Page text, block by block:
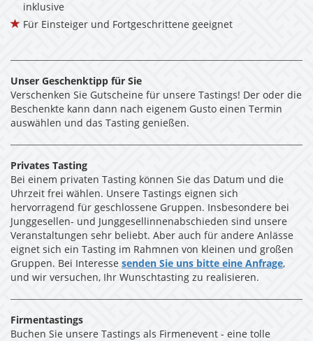
inklusive
Für Einsteiger und Fortgeschrittene geeignet
Unser Geschenktipp für Sie
Verschenken Sie Gutscheine für unsere Tastings! Der oder die
Beschenkte kann dann nach eigenem Gusto einen Termin
auswählen und das Tasting genießen.
Privates Tasting
Bei einem privaten Tasting können Sie das Datum und die
Uhrzeit frei wählen. Unsere Tastings eignen sich
hervorragend für geschlossene Gruppen. Insbesondere bei
Junggesellen- und Junggesellinnenabschieden sind unsere
Veranstaltungen sehr beliebt. Aber auch für andere Anlässe
eignet sich ein Tasting im Rahmnen von kleinen und großen
Gruppen. Bei Interesse senden Sie uns bitte eine Anfrage,
und wir versuchen, Ihr Wunschtasting zu realisieren.
Firmentastings
Buchen Sie unsere Tastings als Firmenevent - eine tolle